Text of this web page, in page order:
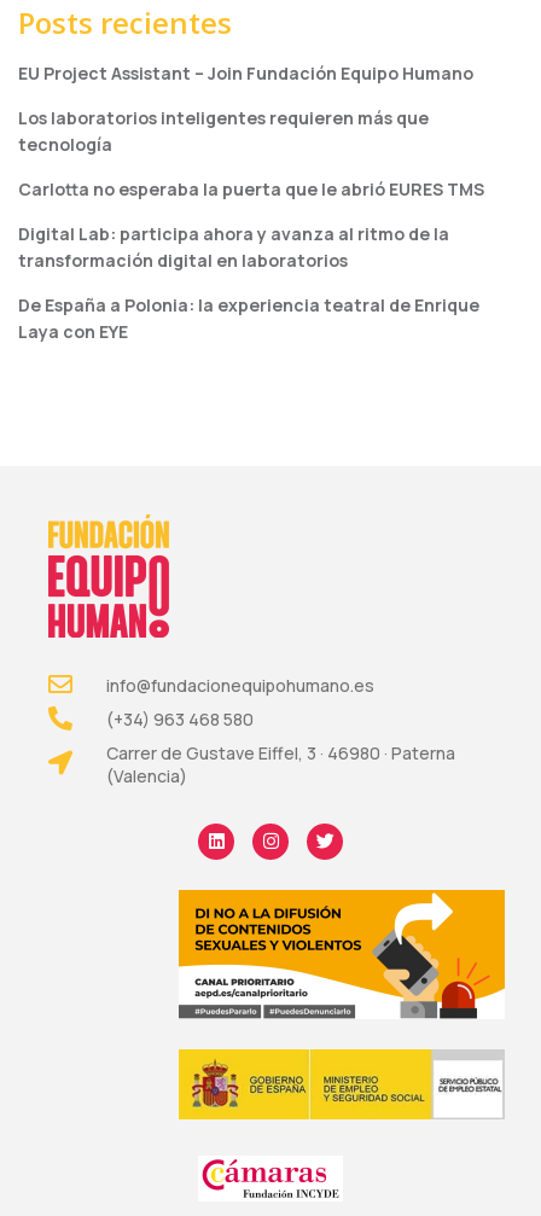
Posts recientes
EU Project Assistant – Join Fundación Equipo Humano
Los laboratorios inteligentes requieren más que
tecnología
Carlotta no esperaba la puerta que le abrió EURES TMS
Digital Lab: participa ahora y avanza al ritmo de la
transformación digital en laboratorios
De España a Polonia: la experiencia teatral de Enrique
Laya con EYE
info@fundacionequipohumano.es
(+34) 963 468 580
Carrer de Gustave Eiffel, 3 · 46980 · Paterna
(Valencia)